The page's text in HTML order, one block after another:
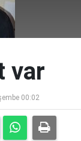
var
00:02